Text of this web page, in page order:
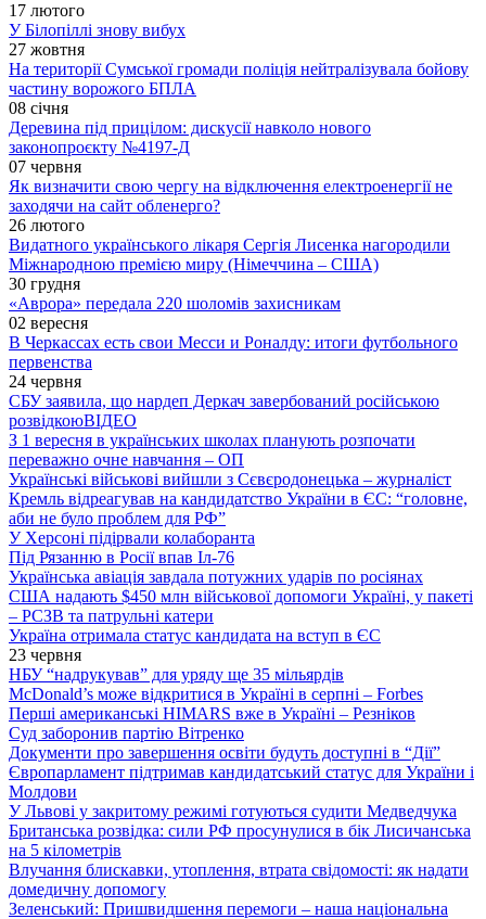
17 лютого
У Білопіллі знову вибух
27 жовтня
На території Сумської громади поліція нейтралізувала бойову
частину ворожого БПЛА
08 січня
Деревина під прицілом: дискусії навколо нового
законопроєкту №4197-Д
07 червня
Як визначити свою чергу на відключення електроенергії не
заходячи на сайт обленерго?
26 лютого
Видатного українського лікаря Сергія Лисенка нагородили
Міжнародною премією миру (Німеччина – США)
30 грудня
«Аврора» передала 220 шоломів захисникам
02 вересня
В Черкассах есть свои Месси и Роналду: итоги футбольного
первенства
24 червня
СБУ заявила, що нардеп Деркач завербований російською
розвідкоюВІДЕО
З 1 вересня в українських школах планують розпочати
переважно очне навчання – ОП
Українські військові вийшли з Сєвєродонецька – журналіст
Кремль відреагував на кандидатство України в ЄС: “головне,
аби не було проблем для РФ”
У Херсоні підірвали колаборанта
Під Рязанню в Росії впав Іл-76
Українська авіація завдала потужних ударів по росіянах
США надають $450 млн військової допомоги Україні, у пакеті
– РСЗВ та патрульні катери
Україна отримала статус кандидата на вступ в ЄС
23 червня
НБУ “надрукував” для уряду ще 35 мільярдів
McDonald’s може відкритися в Україні в серпні – Forbes
Перші американські HIMARS вже в Україні – Резніков
Суд заборонив партію Вітренко
Документи про завершення освіти будуть доступні в “Дії”
Європарламент підтримав кандидатський статус для України і
Молдови
У Львові у закритому режимі готуються судити Медведчука
Британська розвідка: сили РФ просунулися в бік Лисичанська
на 5 кілометрів
Влучання блискавки, утоплення, втрата свідомості: як надати
домедичну допомогу
Зеленський: Пришвидшення перемоги – наша національна